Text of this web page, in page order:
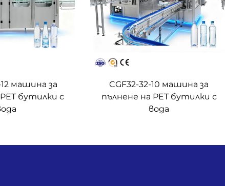
машина за
бутилки с
CGF32-32-10 машина за
пълнене на PET бутилки с
вода